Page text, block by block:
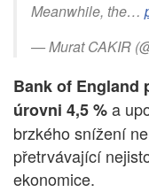
Meanwhile, the…
— Murat CAKIR
Bank of England
úrovni 4,5 %a
brzkého snížení
přetrvávající
ekonomice.